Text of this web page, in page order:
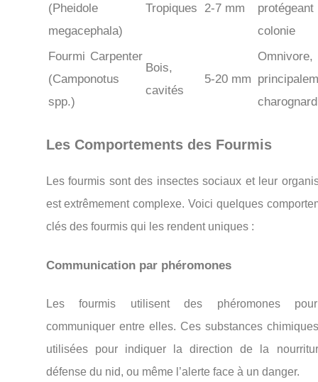
(Pheidole
megacephala)
Tropiques 2-7 mm
colonie
Fourmi Carpenter
(Camponotus
spp.)
Bois,
cavités
5-20 mm
Omnivore,
charognard
Les Comportements des Fourmis
Les fourmis sont des insectes sociaux et leur
est extrêmement complexe. Voici quelques
clés des fourmis qui les rendent uniques :
Communication par phéromones
Les fourmis utilisent des phéromones
communiquer entre elles. Ces substances
utilisées pour indiquer la direction de la
défense du nid, ou même l’alerte face à un danger.